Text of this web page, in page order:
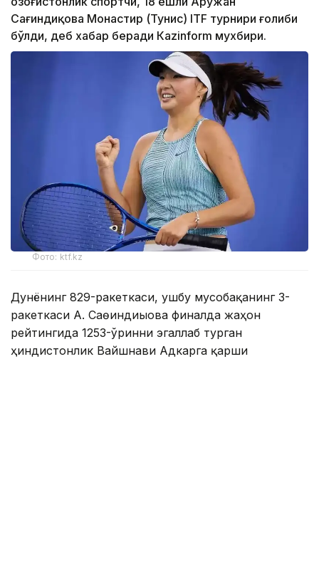
Сағиндиқова Монастир (Тунис) ITF турнири ғолиби
бўлди, деб хабар беради Каzinform мухбири.
Фото: ktf.kz
Дунёнинг 829-ракеткаси, ушбу мусобақанинг 3-
ракеткаси А. Саөиндиыова финалда жаҳон
рейтингида 1253-ўринни эгаллаб турган
ҳиндистонлик Вайшнави Адкарга қарши